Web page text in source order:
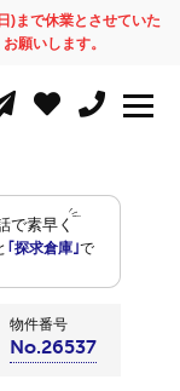
)まで休業とさせていた
願いします。
で素早く
｢探求倉庫｣で
物件番号
No.26537